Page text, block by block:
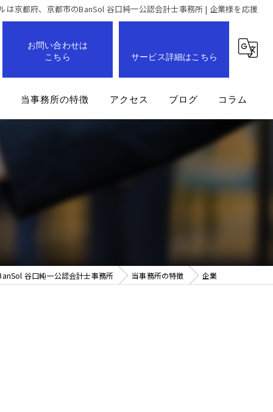
は京都府、京都市のBanSol 谷口純一公認会計士事務所 | 企業様を応援
お問い合わせは
こちら
サービス詳細はこちら
当事務所の特徴 アクセス ブログ コラム
谷口純一公認会計士事務所 当事務所の特徴 企業